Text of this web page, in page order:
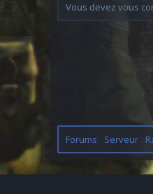
Vous devez vous
Forums Serveur